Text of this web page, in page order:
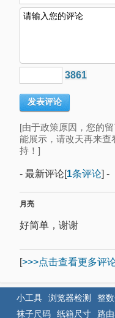
3861
[由于政策原因，您的
能展示，请改天再来查
持！]
- 最新评论[1条评论] -
月亮
好简单，谢谢
[>>>点击查看更多评
小工具 浏览器检测 整
袜子尺码
纸箱尺寸 路